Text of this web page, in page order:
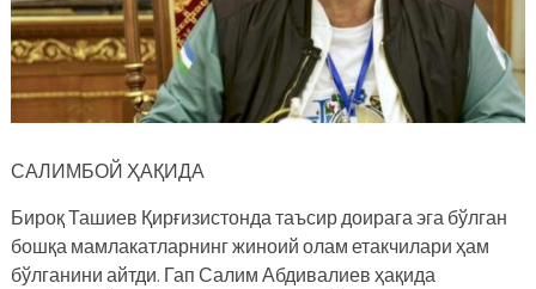
САЛИМБОЙ ҲАҚИДА
Бироқ Ташиев Қирғизистонда таъсир доирага эга бўлган
бошқа мамлакатларнинг жиноий олам етакчилари ҳам
бўлганини айтди. Гап Салим Абдивалиев ҳақида